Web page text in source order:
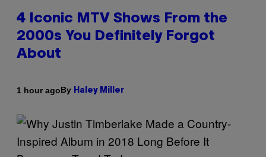
4 Iconic MTV Shows From the
2000s You Definitely Forgot
About
1 hour agoBy Haley Miller